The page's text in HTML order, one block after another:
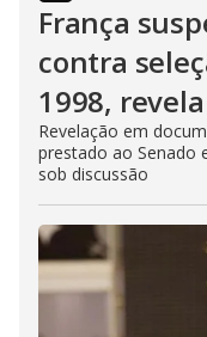
França
contra
1998,
Revelação em
prestado ao Senado
sob discussão